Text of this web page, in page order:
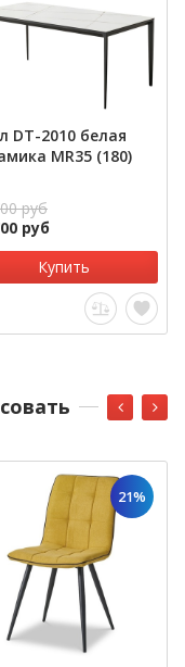
DT-2010 белая
MR35 (180)
руб
руб
Купить
21%